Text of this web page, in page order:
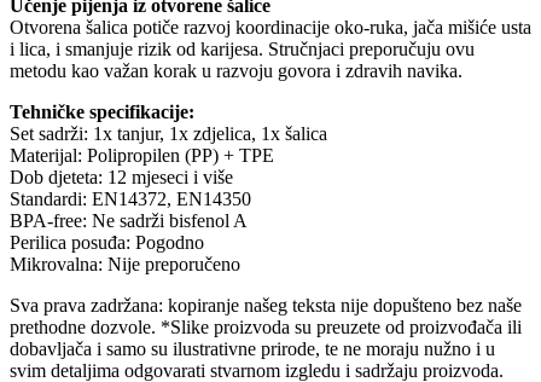
Učenje pijenja iz otvorene šalice
Otvorena šalica potiče razvoj koordinacije oko-ruka, jača mišiće usta
i lica, i smanjuje rizik od karijesa. Stručnjaci preporučuju ovu
metodu kao važan korak u razvoju govora i zdravih navika.
Tehničke specifikacije:
Set sadrži: 1x tanjur, 1x zdjelica, 1x šalica
Materijal: Polipropilen (PP) + TPE
Dob djeteta: 12 mjeseci i više
Standardi: EN14372, EN14350
BPA-free: Ne sadrži bisfenol A
Perilica posuđa: Pogodno
Mikrovalna: Nije preporučeno
Sva prava zadržana: kopiranje našeg teksta nije dopušteno bez naše
prethodne dozvole. *Slike proizvoda su preuzete od proizvođača ili
dobavljača i samo su ilustrativne prirode, te ne moraju nužno i u
svim detaljima odgovarati stvarnom izgledu i sadržaju proizvoda.